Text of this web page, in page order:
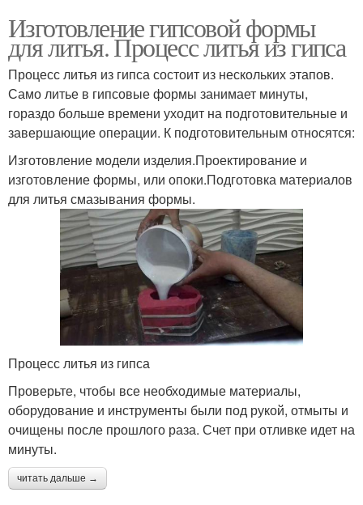
Изготовление гипсовой формы
для литья. Процесс литья из гипса
Процесс литья из гипса состоит из нескольких этапов.
Само литье в гипсовые формы занимает минуты,
гораздо больше времени уходит на подготовительные и
завершающие операции. К подготовительным относятся:
Изготовление модели изделия.Проектирование и
изготовление формы, или опоки.Подготовка материалов
для литья смазывания формы.
Процесс литья из гипса
Проверьте, чтобы все необходимые материалы,
оборудование и инструменты были под рукой, отмыты и
очищены после прошлого раза. Счет при отливке идет на
минуты.
читать дальше →